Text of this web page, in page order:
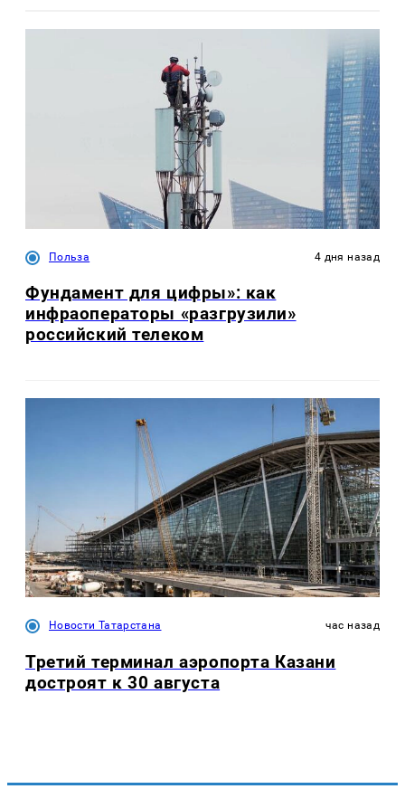
Польза 4 дня назад
Фундамент для цифры»: как
инфраоператоры «разгрузили»
российский телеком
Новости Татарстана час назад
Третий терминал аэропорта Казани
достроят к 30 августа